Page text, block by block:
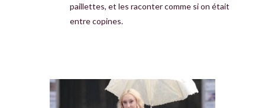
paillettes, et les raconter comme si on était
entre copines.